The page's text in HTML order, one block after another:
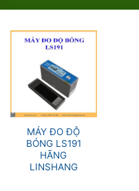
MÁY ĐO ĐỘ
BÓNG LS191
HÃNG
LINSHANG